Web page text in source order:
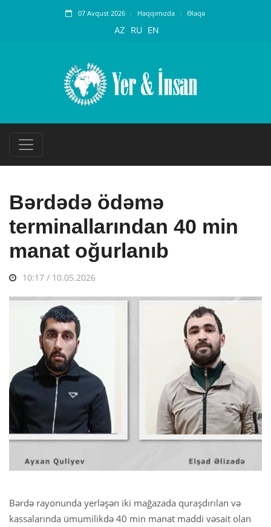
07 Avqust 2026 Haqqımızda Əlaqə
AZ RU EN
Bərdədə ödəmə
terminallarından 40 min
manat oğurlanıb
10:17 / 10.05.2026
Bərdə rayonunda yerləşən iki mağazada quraşdırılan və
kassalarında ümumilikdə 40 min manat maddi vəsait olan